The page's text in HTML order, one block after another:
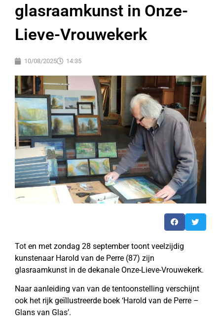
glasraamkunst in Onze-
Lieve-Vrouwekerk
10/08/2025 14:35
Tot en met zondag 28 september toont veelzijdig
kunstenaar Harold van de Perre (87) zijn
glasraamkunst in de dekanale Onze-Lieve-Vrouwekerk.
Naar aanleiding van van de tentoonstelling verschijnt
ook het rijk geïllustreerde boek ‘Harold van de Perre –
Glans van Glas’.